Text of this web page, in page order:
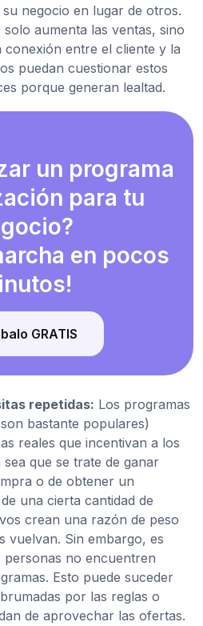
negocio en lugar de otros.
aumenta las ventas, sino
entre el cliente y la
puedan cuestionar estos
porque generan lealtad.
un programa
para tu
en pocos
GRATIS
repetidas: Los programas
bastante populares)
reales que incentivan a los
que se trate de ganar
o de obtener un
una cierta cantidad de
crean una razón de peso
vuelvan. Sin embargo, es
personas no encuentren
Esto puede suceder
por las reglas o
de aprovechar las ofertas.